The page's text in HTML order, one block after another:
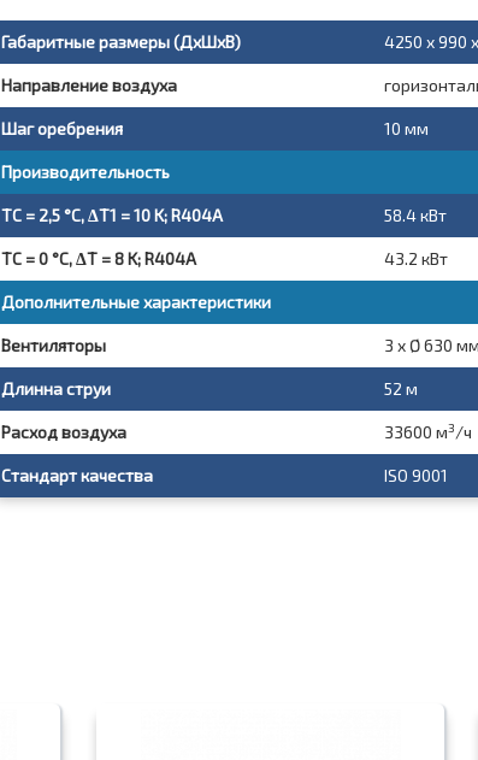
Габаритные размеры (ДxШxВ) 4250 x 990
Направление воздуха
Шаг оребрения 10 мм
Производительность
TC = 2,5 °C, ΔT1 = 10 K; R404A 58.4 кВт
TC = 0 °C, ΔT = 8 K; R404A 43.2 кВт
Дополнительные характеристики
Вентиляторы 3 x Ø 630 мм
Длинна струи 52 м
Расход воздуха 33600 м3/ч
Стандарт качества ISO 9001